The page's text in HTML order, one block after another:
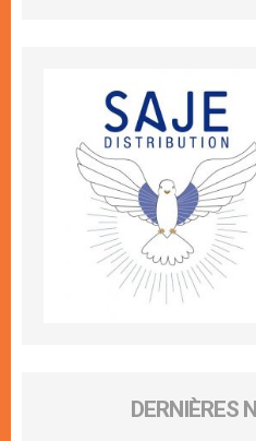
DERNIÈRES